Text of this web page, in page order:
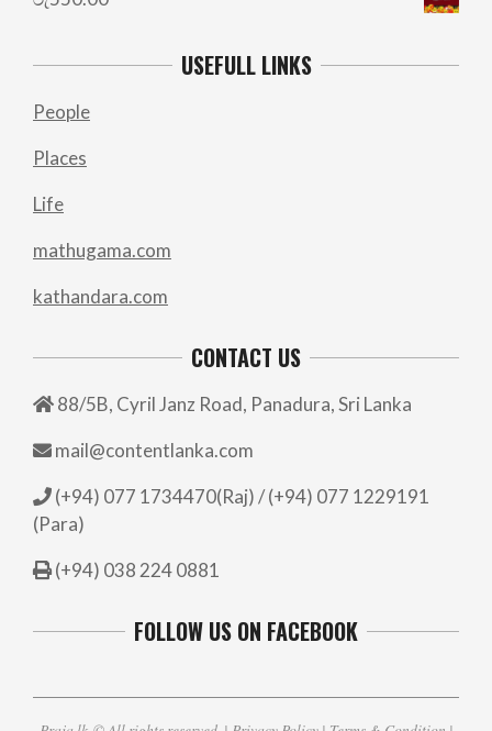
USEFULL LINKS
People
Places
Life
mathugama.com
kathandara.com
CONTACT US
88/5B, Cyril Janz Road, Panadura, Sri Lanka
mail@contentlanka.com
(+94) 077 1734470(Raj) / (+94) 077 1229191
(Para)
(+94) 038 224 0881
FOLLOW US ON FACEBOOK